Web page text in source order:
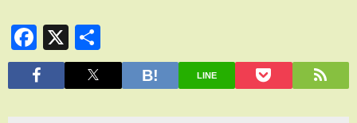
Facebook
X
有
LINE